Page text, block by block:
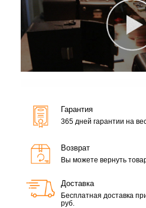
Гарантия
365 дней гарантии на
Возврат
Вы можете вернуть
Доставка
Бесплатная доставка
руб.